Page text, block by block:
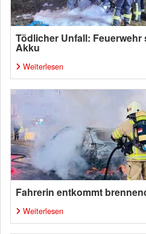
Tödlicher Unfall:
Akku
Weiterlesen
Fahrerin entkommt
Weiterlesen